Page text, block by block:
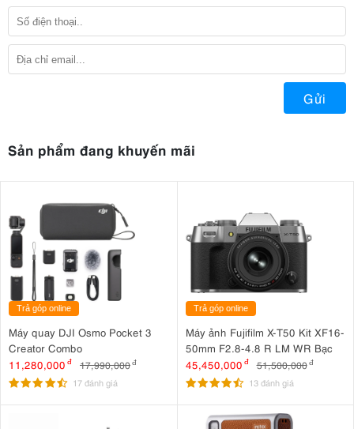
Gửi
Sản phẩm đang khuyến mãi
Trả góp online
Máy quay DJI Osmo Pocket 3
Creator Combo
11,280,000 đ 17,990,000đ
17 đánh giá
Trả góp online
Máy ảnh Fujifilm X-T50 Kit XF16-
50mm F2.8-4.8 R LM WR Bạc
45,450,000 đ 51,500,000 đ
13 đánh giá